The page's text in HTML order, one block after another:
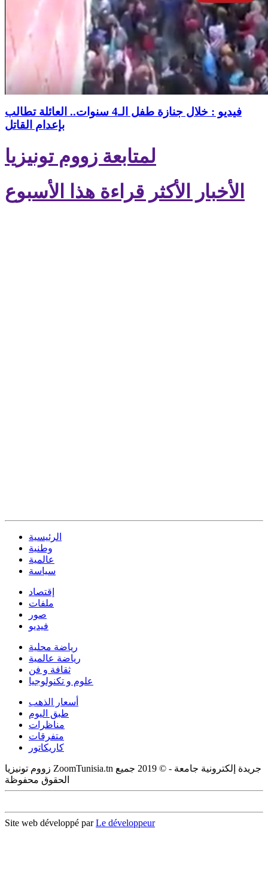
فيديو : خلال جنازة طفل الـ4 سنوات.. العائلة تطالب
بإعدام القاتل
لمتابعة زووم تونيزيا
الأخبار الأكثر قراءة هذا الأسبوع
الرئيسية
وطنية
عالمية
سياسة
إقتصاد
ملفات
صور
فيديو
رياضة محلية
رياضة عالمية
ثقافة و فن
علوم و تكنولوجيا
أسعار الذهب
طبق اليوم
مناظرات
متفرقات
كاريكاتور
زووم تونيزيا ZoomTunisia.tn جريدة إلكترونية جامعة - © 2019 جميع
الحقوق محفوظة
Site web développé parLe développeur